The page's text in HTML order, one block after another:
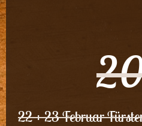
22 + 23 Februar